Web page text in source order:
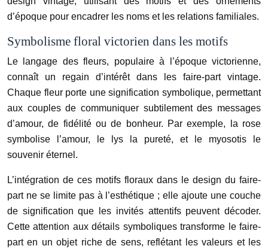
d’époque pour encadrer les noms et les relations familiales.
Symbolisme floral victorien dans les motifs
Le langage des fleurs, populaire à l’époque victorienne,
connaît un regain d’intérêt dans les faire-part vintage.
Chaque fleur porte une signification symbolique, permettant
aux couples de communiquer subtilement des messages
d’amour, de fidélité ou de bonheur. Par exemple, la rose
symbolise l’amour, le lys la pureté, et le myosotis le
souvenir éternel.
L’intégration de ces motifs floraux dans le design du faire-
part ne se limite pas à l’esthétique ; elle ajoute une couche
de signification que les invités attentifs peuvent décoder.
Cette attention aux détails symboliques transforme le faire-
part en un objet riche de sens, reflétant les valeurs et les